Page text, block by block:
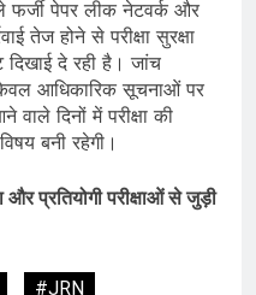
पेपर लीक नेटवर्क और
तेज होने से परीक्षा सुरक्षा
दे रही है। जांच
आधिकारिक सूचनाओं पर
दिनों में परीक्षा की
बनी रहेगी।
प्रतियोगी परीक्षाओं से जुड़ी
#JRN